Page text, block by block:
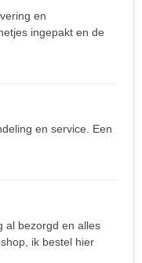
en
ingepakt en de
en service. Een
al bezorgd en alles
ik bestel hier